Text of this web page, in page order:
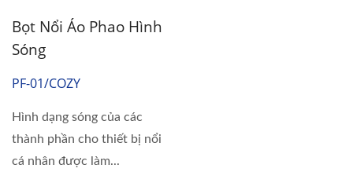
Bọt Nổi Áo Phao Hình
Sóng
PF-01/COZY
Hình dạng sóng của các
thành phần cho thiết bị nổi
cá nhân được làm...